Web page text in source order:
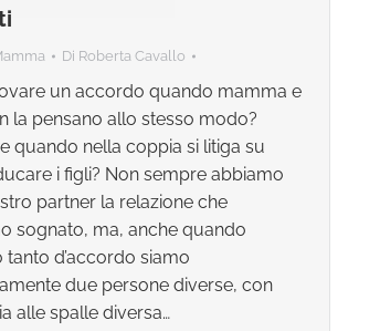
Di Roberta Cavallo
un accordo quando mamma e
la pensano allo stesso modo?
quando nella coppia si litiga su
i figli? Non sempre abbiamo
partner la relazione che
sognato, ma, anche quando
tanto d’accordo siamo
due persone diverse, con
alle spalle diversa…